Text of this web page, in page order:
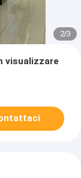
2/3
visualizzare